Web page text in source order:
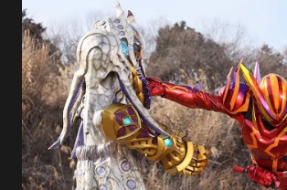
Tampaknya ini akan menjadi selingan
besar, namun justru menjadi awal dari
emosional yang mendalam. Di toko
bertemu Kenji (Yoshioka Mutsuo),
wagashi berbakat… yang ternyata adalah
antagonis yang selama ini diburu Hanto
ibunya. Hanto (Hino Yusuke) yang selama